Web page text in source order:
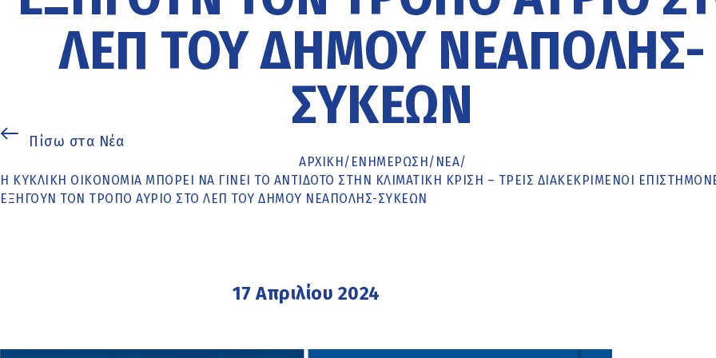
ΛΕΠ ΤΟΥ ΔΉΜΟΥ ΝΕΆΠΟΛΗΣ-
ΣΥΚΕΏΝ
Πίσω στα Νέα
ΑΡΧΙΚΉ/ ΕΝΗΜΈΡΩΣΗ/ ΝΕΑ/
Η ΚΥΚΛΙΚΉ ΟΙΚΟΝΟΜΊΑ ΜΠΟΡΕΊ ΝΑ ΓΊΝΕΙ ΤΟ ΑΝΤΊΔΟΤΟ ΣΤΗΝ ΚΛΙΜΑΤΙΚΉ ΚΡΊΣΗ – ΤΡΕΙΣ ΔΙΑΚΕΚΡΙΜΈΝΟΙ
ΕΞΗΓΟΎΝ ΤΟΝ ΤΡΌΠΟ ΑΎΡΙΟ ΣΤΟ ΛΕΠ ΤΟΥ ΔΉΜΟΥ ΝΕΆΠΟΛΗΣ-ΣΥΚΕΏΝ
17 Απριλίου 2024